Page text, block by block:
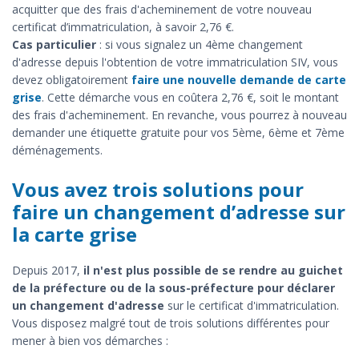
acquitter que des frais d'acheminement de votre nouveau
certificat d’immatriculation, à savoir 2,76 €.
Cas particulier : si vous signalez un 4ème changement
d'adresse depuis l'obtention de votre immatriculation SIV, vous
devez obligatoirement faire une nouvelle demande de carte
grise. Cette démarche vous en coûtera 2,76 €, soit le montant
des frais d'acheminement. En revanche, vous pourrez à nouveau
demander une étiquette gratuite pour vos 5ème, 6ème et 7ème
déménagements.
Vous avez trois solutions pour
faire un changement d’adresse sur
la carte grise
Depuis 2017, il n'est plus possible de se rendre au guichet
de la préfecture ou de la sous-préfecture pour déclarer
un changement d'adresse sur le certificat d'immatriculation.
Vous disposez malgré tout de trois solutions différentes pour
mener à bien vos démarches :